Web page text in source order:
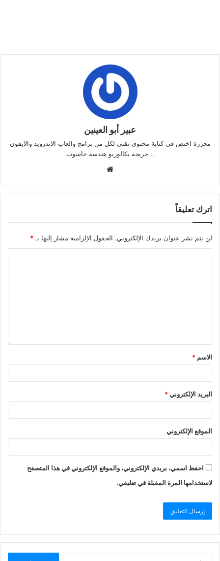
عبير أبو العينين
محررة اختص فى كتابة محتوي تقنى لكل من برامج والعاب الاندرويد والايفون
...خريجة بكالوريو هندسة حاسوب
اترك تعليقاً
لن يتم نشر عنوان بريدك الإلكتروني. الحقول الإلزامية مشار إليها بـ*
الاسم *
البريد الإلكتروني*
الموقع الإلكتروني
احفظ اسمي، بريدي الإلكتروني، والموقع الإلكتروني في هذا المتصفح
لاستخدامها المرة المقبلة في تعليقي.